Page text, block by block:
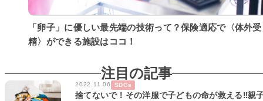
「卵子」に優しい最先端の技術って？保険適応で〈体外受
精〉ができる施設はココ！
注目の記事
2022.11.06 SDGs
捨てないで！その洋服で子どもの命が救える‼親